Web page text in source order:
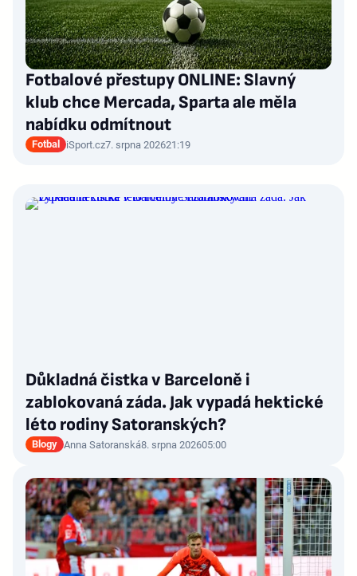
Fotbalové přestupy ONLINE: Slavný
klub chce Mercada, Sparta ale měla
nabídku odmítnout
Fotbal iSport.cz7. srpna 202621:19
Důkladná čistka v Barceloně i
zablokovaná záda. Jak vypadá hektické
léto rodiny Satoranských?
Blogy Anna Satoranská8. srpna 202605:00